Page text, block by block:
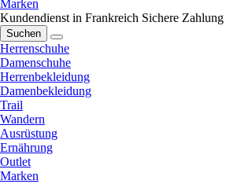
Marken
Kundendienst in Frankreich Sichere Zahlung
Suchen
Herrenschuhe
Damenschuhe
Herrenbekleidung
Damenbekleidung
Trail
Wandern
Ausrüstung
Ernährung
Outlet
Marken